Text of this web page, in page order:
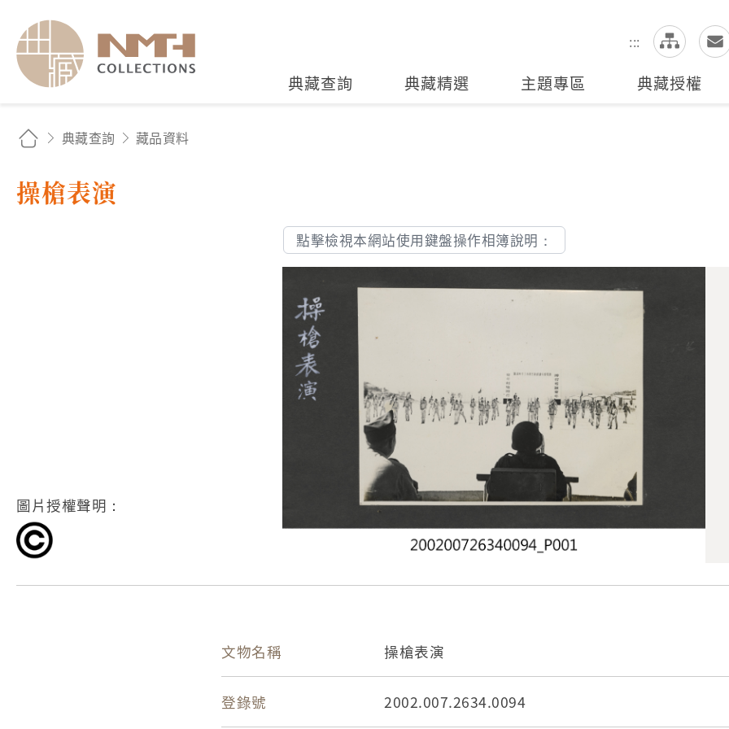
:::
全站搜尋
典藏查詢 典藏精選 主題專區 典藏授權
典藏查詢 藏品資料
操槍表演
點擊檢視本網站使用鍵盤操作相簿說明：
圖片授權聲明：
文物名稱 操槍表演
登錄號 2002.007.2634.0094